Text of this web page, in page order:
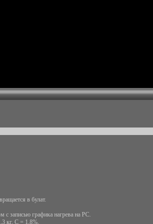
в булат.
с записью графика нагрева на РС.
кг, С = 1,8%.